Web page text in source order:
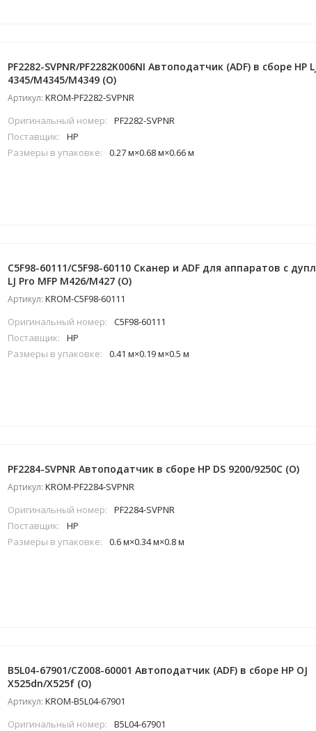
PF2282-SVPNR/PF2282K006NI Автоподатчик (ADF) в сборе HP
4345/M4345/M4349 (O)
Артикул: KROM-PF2282-SVPNR
Оригинальный номер:
PF2282-SVPNR
Поставщик:
HP
Размеры в упаковке:
0.27 м×0.68 м×0.66 м
C5F98-60111/C5F98-60110 Сканер и ADF для аппаратов с
LJ Pro MFP M426/M427 (O)
Артикул: KROM-C5F98-60111
Оригинальный номер:
C5F98-60111
Поставщик:
HP
Размеры в упаковке:
0.41 м×0.19 м×0.5 м
PF2284-SVPNR Автоподатчик в сборе HP DS 9200/9250C (O)
Артикул: KROM-PF2284-SVPNR
Оригинальный номер:
PF2284-SVPNR
Поставщик:
HP
Размеры в упаковке:
0.6 м×0.34 м×0.8 м
B5L04-67901/CZ008-60001 Автоподатчик (ADF) в сборе HP OJ
X525dn/X525f (O)
Артикул: KROM-B5L04-67901
Оригинальный номер:
B5L04-67901